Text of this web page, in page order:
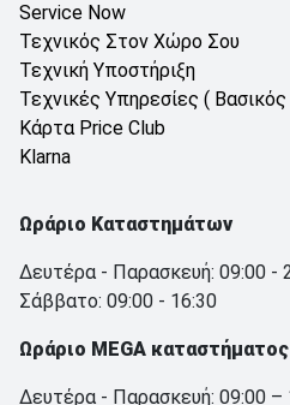
Service Now
Τεχνικός Στον Χώρο Σου
Τεχνική Υποστήριξη
Τεχνικές Υπηρεσίες (
Κάρτα Price Club
Klarna
Ωράριο Καταστημάτων
Δευτέρα - Παρασκευή: 09:00 -
Σάββατο: 09:00 - 16:30
Ωράριο MEGA
Δευτέρα - Παρασκευή: 09:00 –